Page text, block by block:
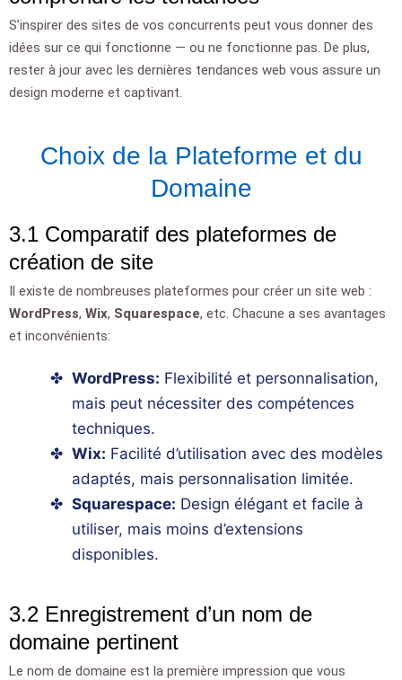
S’inspirer des sites de vos concurrents peut vous donner des
idées sur ce qui fonctionne — ou ne fonctionne pas. De plus,
rester à jour avec les dernières tendances web vous assure un
design moderne et captivant.
Choix de la Plateforme et du
Domaine
3.1 Comparatif des plateformes de
création de site
Il existe de nombreuses plateformes pour créer un site web :
WordPress, Wix, Squarespace, etc. Chacune a ses avantages
et inconvénients:
WordPress: Flexibilité et personnalisation,
mais peut nécessiter des compétences
techniques.
Wix: Facilité d’utilisation avec des modèles
adaptés, mais personnalisation limitée.
Squarespace: Design élégant et facile à
utiliser, mais moins d’extensions
disponibles.
3.2 Enregistrement d’un nom de
domaine pertinent
Le nom de domaine est la première impression que vous